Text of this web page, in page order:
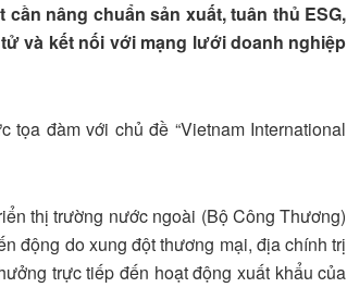
nâng chuẩn sản xuất, tuân thủ ESG,
và kết nối với mạng lưới doanh nghiệp
đàm với chủ đề “Vietnam International
thị trường nước ngoài (Bộ Công Thương)
động do xung đột thương mại, địa chính trị
trực tiếp đến hoạt động xuất khẩu của